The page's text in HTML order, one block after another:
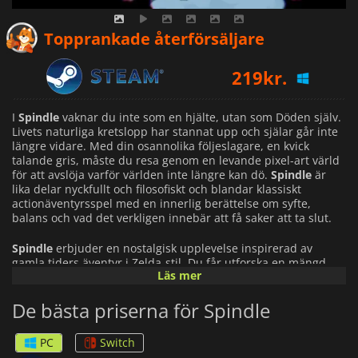
Topprankade återförsäljare
219kr.
I Spindle vaknar du inte som en hjälte, utan som Döden själv.
Livets naturliga kretslopp har stannat upp och själar går inte
längre vidare. Med din osannolika följeslagare, en kvick
talande gris, måste du resa genom en levande pixel-art värld
för att avslöja varför världen inte längre kan dö. Spindle är
lika delar nyckfullt och filosofiskt och blandar klassiskt
actionäventyrsspel med en innerlig berättelse om syfte,
balans och vad det verkligen innebär att få saker att ta slut.
Spindle erbjuder en nostalgisk upplevelse inspirerad av
gamla tiders äventyr i Zelda-stil. Du får utforska en mängd
olika sammankopplade miljöer, från fridfulla byar till
hemligheter och märkliga invånare som har börjat ifrågasätta
sin plats i en värld utan död. Stridandet är enkelt men
tillfredsställande och uppmuntrar både snabba reflexer och
smart tänkande när du möter monster och höga bossar som
Läs mer
De bästa priserna för Spindle
PC
Switch